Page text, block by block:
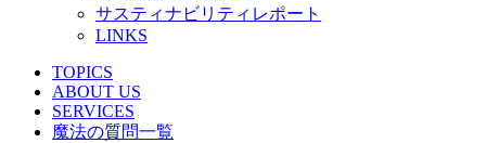
サスティナビリティレポート
LINKS
TOPICS
ABOUT US
SERVICES
魔法の質問一覧